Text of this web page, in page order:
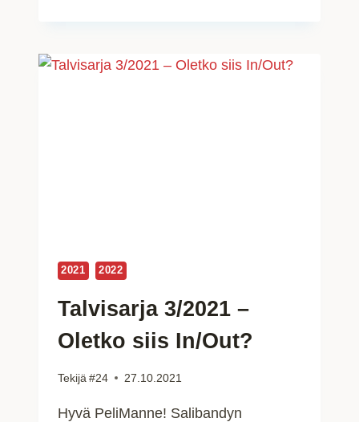
2021 2022
Talvisarja 3/2021 –
Oletko siis In/Out?
Tekijä #24 27.10.2021
Hyvä PeliManne! Salibandyn